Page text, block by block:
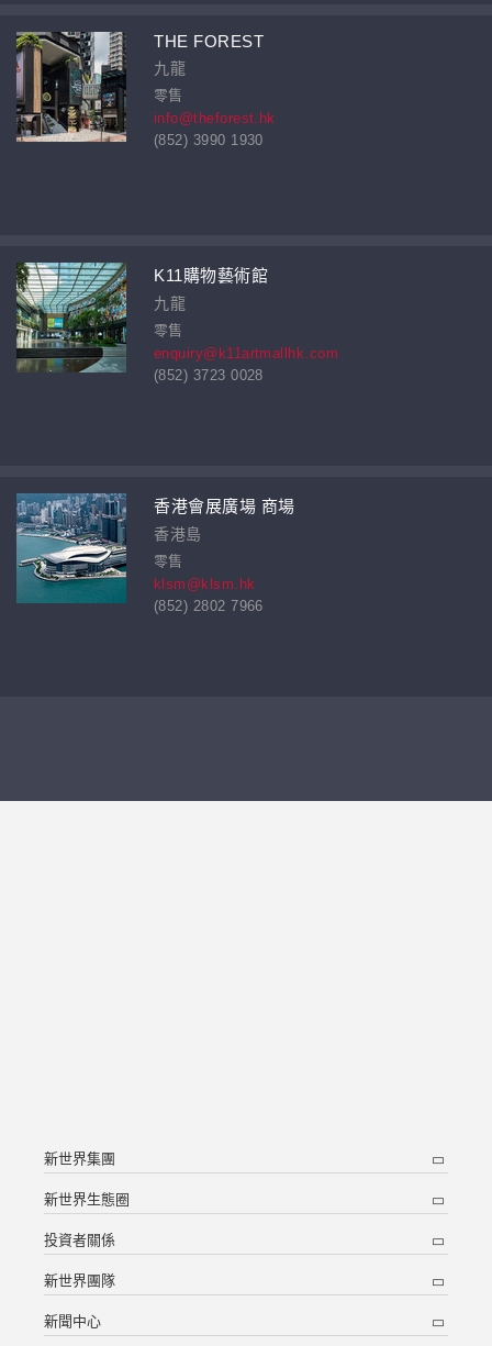
THE FOREST
九龍
零售
info@theforest.hk
(852) 3990 1930
K11購物藝術館
九龍
零售
enquiry@k11artmallhk.com
(852) 3723 0028
香港會展廣場 商場
香港島
零售
klsm@klsm.hk
(852) 2802 7966
新世界集團
新世界生態圈
投資者關係
新世界團隊
新聞中心